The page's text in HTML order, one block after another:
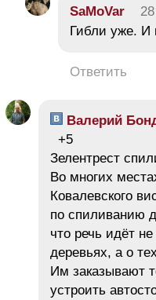
SaMoVar
Гибли уже. И
Ответить
Валерий
+5
Зелентрест
Во многих
Ковалевского
по спиливанию
что речь идёт
деревьях, а о
Им заказывают
устроить